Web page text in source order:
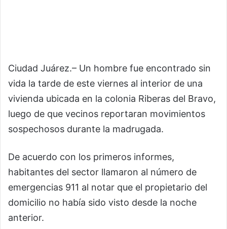
Ciudad Juárez.– Un hombre fue encontrado sin
vida la tarde de este viernes al interior de una
vivienda ubicada en la colonia Riberas del Bravo,
luego de que vecinos reportaran movimientos
sospechosos durante la madrugada.
De acuerdo con los primeros informes,
habitantes del sector llamaron al número de
emergencias 911 al notar que el propietario del
domicilio no había sido visto desde la noche
anterior.